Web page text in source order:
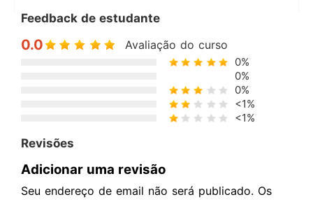
Feedback de estudante
0.0 Avaliação do curso
0%
0%
0%
<1%
<1%
Revisões
Adicionar uma revisão
Seu endereço de email não será publicado. Os